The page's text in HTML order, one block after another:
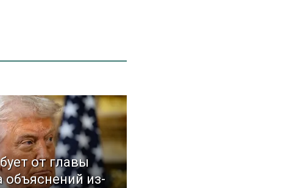
от главы
объяснений из-